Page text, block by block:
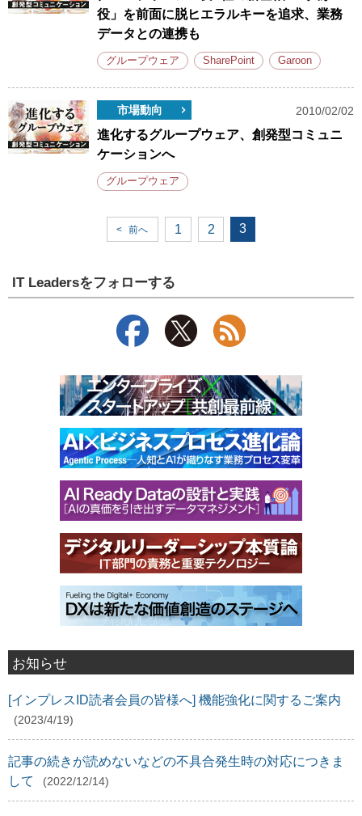
役」を前面に脱ヒエラルキーを追求、業務
データとの連携も
グループウェア SharePoint Garoon
市場動向 2010/02/02
進化するグループウェア、創発型コミュニ
ケーションへ
グループウェア
< 前へ 1 2 3
IT Leadersをフォローする
お知らせ
[インプレスID読者会員の皆様へ] 機能強化に関するご案内
(2023/4/19)
記事の続きが読めないなどの不具合発生時の対応につきま
して
(2022/12/14)